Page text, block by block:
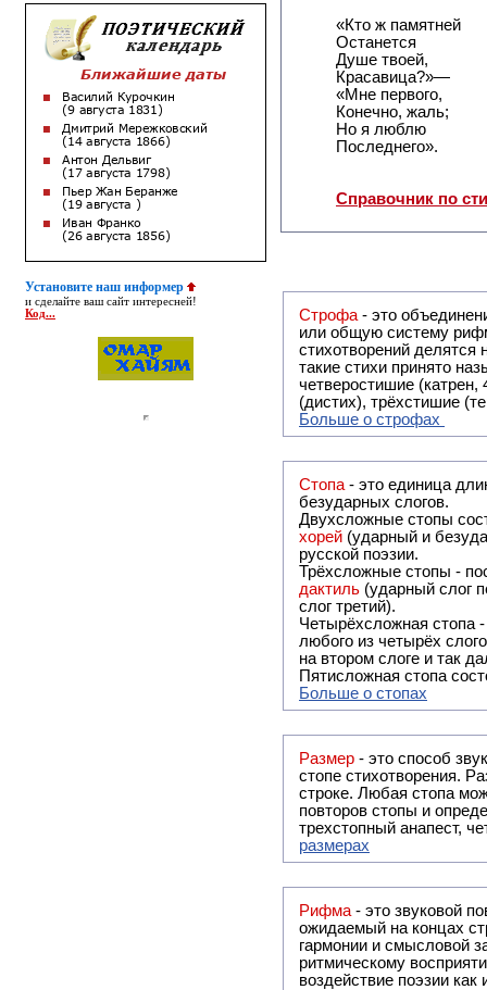
Установите наш информер
и сделайте ваш сайт интересней!
Код...
«Кто ж памятней
Останется
Душе твоей,
Красавица?»—
«Мне первого,
Конечно, жаль;
Но я люблю
Последнего».
Справочник по
Строфа - это объединение двух
или общую систему рифм, и регулярно или периодически
стихотворений делятся на строфы и т.о. являются строфическими.
такие стихи принято называть астрофическими. Самая популярная строфа в русской поэзии -
четверостишие
(дистих), трёхстишие
Больше о строфах
Стопа - это единица
безударных слогов.
Двухсложные стопы
хорей (ударный и
русской поэзии.
Трёхсложные стопы -
дактиль (ударный слог
слог третий).
Четырёхсложная стопа
любого из четырёх
на втором слоге и так
Пятисложная стопа
Больше о стопах
Размер - это способ
стопе стихотворения.
строке. Любая стопа
повторов стопы и
трехстопный анапест,
размерах
Рифма - это звуковой повтор, традиционно используемый в поэзии и, как
ожидаемый на концах
гармонии и смысловой
ритмическому
воздействие поэзии